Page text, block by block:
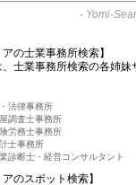
- Yomi-
アの士業事務所検索】
士業事務所検索の各姉
法律事務所
調査士事務所
労務士事務所
士事務所
診断士・経営コンサルタント
アのスポット検索】